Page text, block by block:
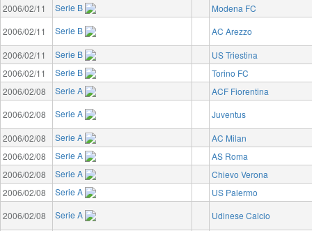
2006/02/11
Serie B
Modena FC
2006/02/11
Serie B
AC Arezzo
2006/02/11
Serie B
US Triestina
2006/02/11
Serie B
Torino FC
2006/02/08
Serie A
ACF Fiorentina
2006/02/08
Serie A
Juventus
2006/02/08
Serie A
AC Milan
2006/02/08
Serie A
AS Roma
2006/02/08
Serie A
Chievo Verona
2006/02/08
Serie A
US Palermo
2006/02/08
Serie A Udinese Calcio